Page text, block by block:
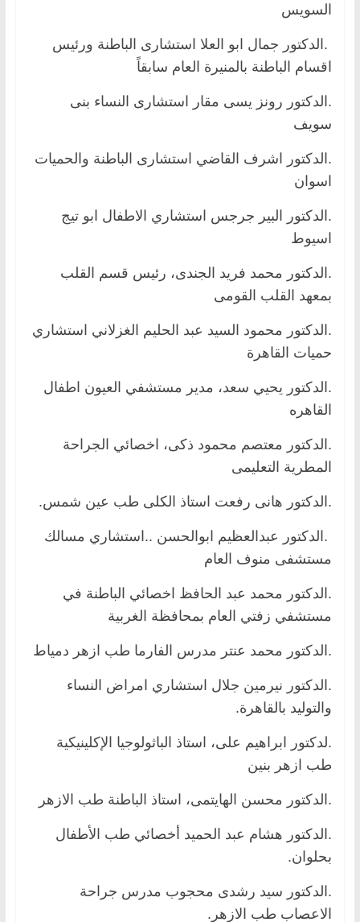
السويس
.الدكتور جمال ابو العلا استشارى الباطنة ورئيس
اقسام الباطنة بالمنيرة العام سابقاً
.الدكتور رونز يسى مقار استشارى النساء بنى
سويف
.الدكتور اشرف القاضي استشارى الباطنة والحميات
اسوان
.الدكتور البير جرجس استشاري الاطفال ابو تيج
اسيوط
.الدكتور محمد فريد الجندى، رئيس قسم القلب
بمعهد القلب القومى
.الدكتور محمود السيد عبد الحليم الغزلاني استشاري
حميات القاهرة
.الدكتور يحيي سعد، مدير مستشفي العيون اطفال
القاهره
.الدكتور معتصم محمود ذكى، اخصائي الجراحة
المطرية التعليمى
.الدكتور هانى رفعت استاذ الكلى طب عين شمس.
.الدكتور عبدالعظيم ابوالحسن ..استشاري مسالك
مستشفى منوف العام
.الدكتور محمد عبد الحافظ اخصائي الباطنة في
مستشفي زفتي العام بمحافظة الغربية
.الدكتور محمد عنتر مدرس الفارما طب ازهر دمياط
.الدكتور نيرمين جلال استشاري امراض النساء
والتوليد بالقاهرة.
.لدكتور ابراهيم على، استاذ الباثولوجيا الإكلينيكية
طب ازهر بنين
.الدكتور محسن الهايتمى، استاذ الباطنة طب الازهر
.الدكتور هشام عبد الحميد أخصائي طب الأطفال
بحلوان.
.الدكتور سيد رشدى محجوب مدرس جراحة
الاعصاب طب الازهر.